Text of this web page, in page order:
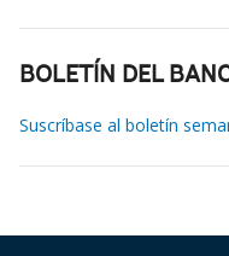
BOLETÍN DEL
Suscríbase al boletín